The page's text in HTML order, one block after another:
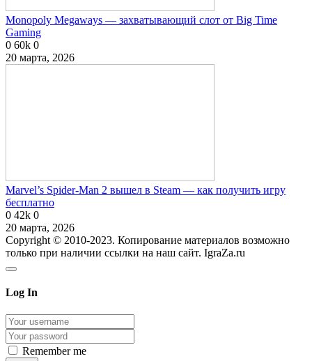
Monopoly Megaways — захватывающий слот от Big Time
Gaming
0 60k 0
20 марта, 2026
Marvel’s Spider-Man 2 вышел в Steam — как получить игру
бесплатно
0 42k 0
20 марта, 2026
Copyright © 2010-2023. Копирование материалов возможно
только при наличии ссылки на наш сайт. IgraZa.ru
Log In
Remember me